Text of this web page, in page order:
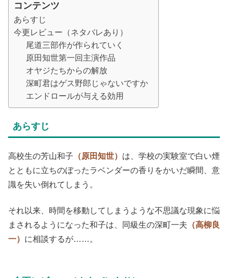
コンテンツ
あらすじ
今更レビュー（ネタバレあり）
尾道三部作が作られていく
原田知世第一回主演作品
オヤジたちからの解放
深町君はゲス野郎じゃないですか
エンドロールが与える効用
あらすじ
高校生の芳山和子 （原田知世） は、学校の実験室で白い煙
とともに立ちのぼったラベンダーの香りをかいだ瞬間、意
識を失い倒れてしまう。
それ以来、時間を移動してしまうような不思議な現象に悩
まされるようになった和子は、同級生の深町一夫 （高柳良
一） に相談するが……。